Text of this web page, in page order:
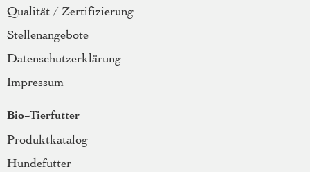
Qualität / Zertifizierung
Stellenangebote
Datenschutzerklärung
Impressum
Bio-Tierfutter
Produktkatalog
Hundefutter